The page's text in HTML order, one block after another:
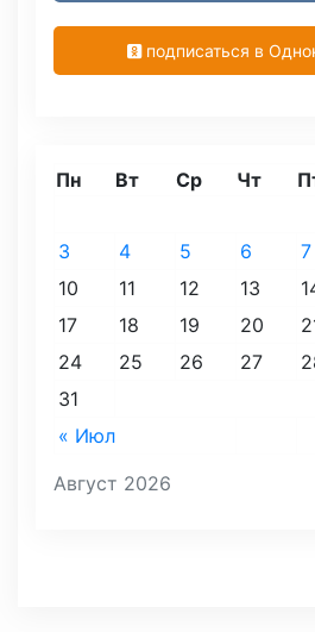
подписаться в
Август 2026
Пн Вт Ср Чт
« Июл
3
4 5 6 7
10
11 12 13
17
18 19 20
24
25 26 27
31